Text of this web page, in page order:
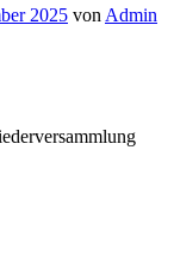
2025 von Admin